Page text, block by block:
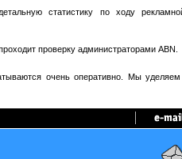
статистику по ходу
проверку администраторами ABN.
очень оперативно. Мы